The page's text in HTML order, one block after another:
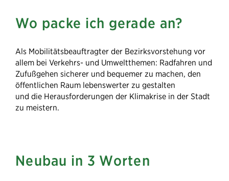
Wo packe ich gerade an?
Als Mobilitätsbeauftragter der Bezirksvorstehung vor
allem bei Verkehrs- und Umweltthemen: Radfahren und
Zufußgehen sicherer und bequemer zu machen, den
öffentlichen Raum lebenswerter zu gestalten
und die Herausforderungen der Klimakrise in der Stadt
zu meistern.
Neubau in 3 Worten